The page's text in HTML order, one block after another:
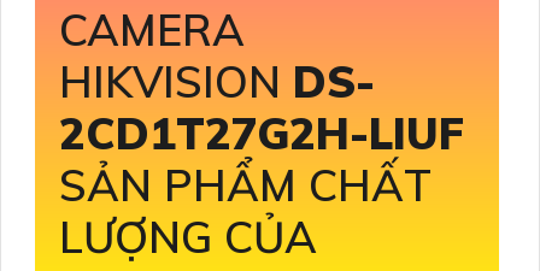
CAMERA
HIKVISION DS-
2CD1T27G2H-LIUF
SẢN PHẨM CHẤT
LƯỢNG CỦA